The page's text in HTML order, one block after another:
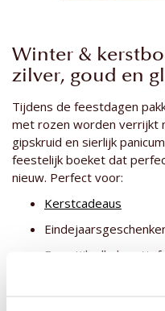
Winter &
zilver, goud en
Tijdens de feestdagen
met rozen worden verrijkt
gipskruid en sierlijk
feestelijk boeket dat
nieuw. Perfect voor:
Kerstcadeaus
Een stijlvolle